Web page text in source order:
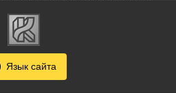
Язык сайта